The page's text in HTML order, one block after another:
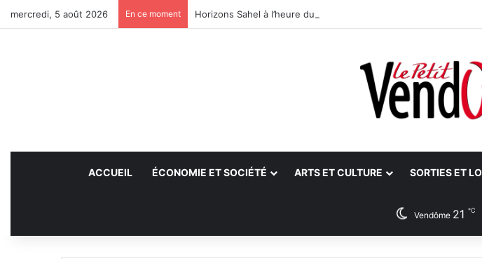
mercredi, 5 août 2026 En ce moment Horizons Sahel à l’heure du bilan
ACCUEIL ÉCONOMIE ET SOCIÉTÉ ARTS ET CULTURE SORTIES ET
Vendôme 21 ℃